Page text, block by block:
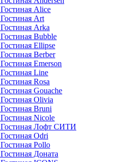
Гостиная Alice
Гостиная Art
Гостиная Arka
Гостиная Bubble
Гостиная Ellipse
Гостиная Berber
Гостиная Emerson
Гостиная Line
Гостиная Rosa
Гостиная Gouache
Гостиная Olivia
Гостиная Bruni
Гостиная Nicole
Гостиная Лофт СИТИ
Гостиная Odri
Гостиная Pollo
Гостиная Доната